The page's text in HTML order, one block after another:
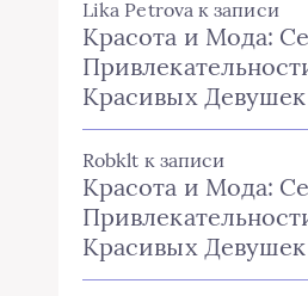
Lika Petrova к записи
Красота и Мода:
Красивых
Robklt к записи
Красота и Мода:
Красивых